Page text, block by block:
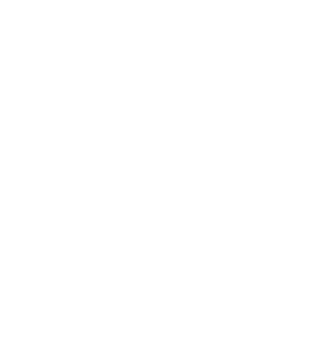
à 14 jours. . . lundi 11 mai 2026